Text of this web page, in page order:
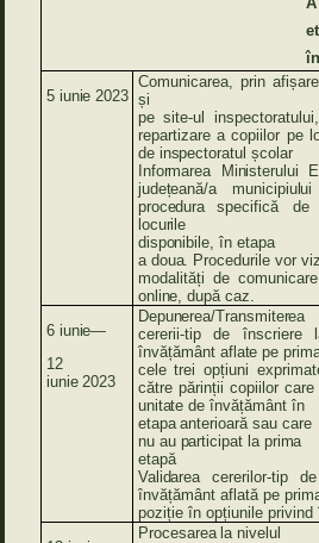
5iunie 2023
Comunicarea, prin
și
pe site-ul
repartizare a copiilor pe
de inspectoratul școlar
Informarea
Ministerului
județeană/a
municipiului
procedura
specifică de
locurile
disponibile, în etapa
adoua. Procedurile vor
modalitățide
online, dupăcaz.
6iunie—
12
iunie 2023
Depunerea/Transmiterea
cererii-tipde înscriere
învățământ aflate pe
cele trei opțiuni
către părinții copiilor
unitate de învățământ în
etapa anterioarăsau care
nu au participat la prima
etapă
Validarea
cererilor-tip de
învățământ aflată pe
poziție înopțiunile privind
Procesarea la nivelul